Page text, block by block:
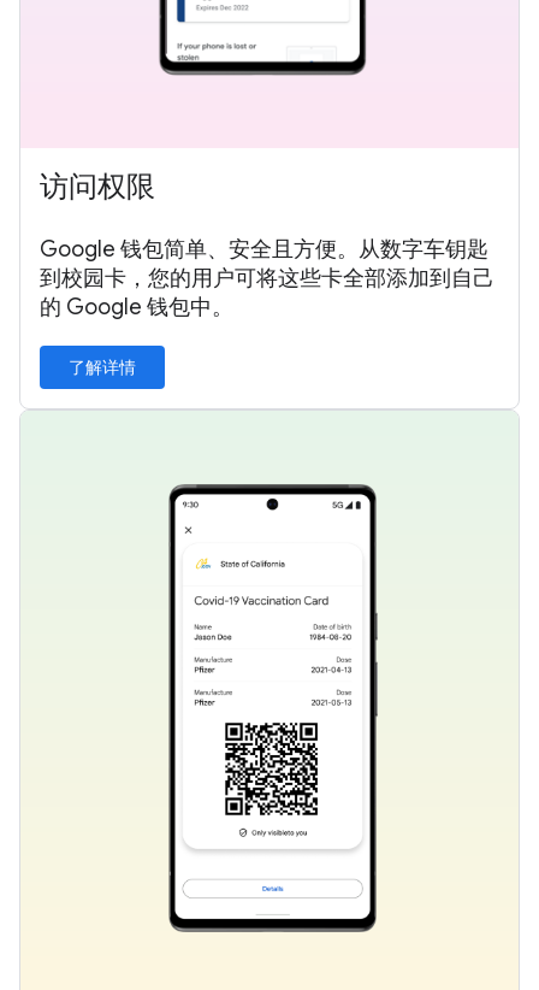
访问权限
Google 钱包简单、安全且方便。从数字车钥匙
到校园卡，您的用户可将这些卡全部添加到自己
的 Google 钱包中。
了解详情